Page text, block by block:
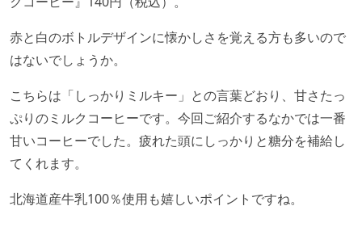
赤と白のボトルデザインに懐かしさを覚える方も多いので
はないでしょうか。
こちらは「しっかりミルキー」との言葉どおり、甘さたっ
ぷりのミルクコーヒーです。今回ご紹介するなかでは一番
甘いコーヒーでした。疲れた頭にしっかりと糖分を補給し
てくれます。
北海道産牛乳100％使用も嬉しいポイントですね。